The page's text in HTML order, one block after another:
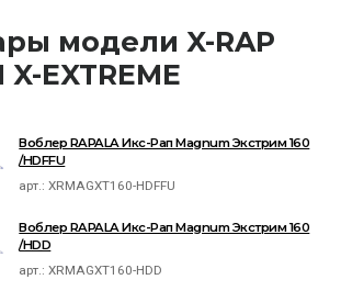
модели X-RAP
X-EXTREME
Воблер RAPALA Икс-Рап Magnum Экстрим 160
/HDFFU
арт.:XRMAGXT160-HDFFU
Воблер RAPALA Икс-Рап Magnum Экстрим 160
/HDD
арт.:XRMAGXT160-HDD